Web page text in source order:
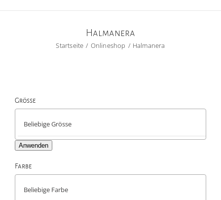
Halmanera
Startseite Onlineshop Halmanera
Grösse
Anwenden
Farbe